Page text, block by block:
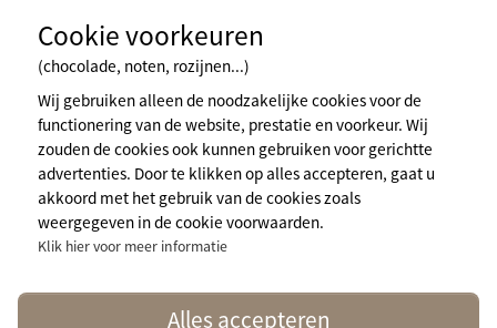
Inschrijven voor de nieuwsbrief
Algemene gebruiksvoorwaarden
Cookiebeleid
Persruimte
Cookie voorkeuren
(chocolade, noten, rozijnen...)
Wij gebruiken alleen de noodzakelijke cookies voor de
functionering van de website, prestatie en voorkeur. Wij
zouden de cookies ook kunnen gebruiken voor gerichtte
advertenties. Door te klikken op alles accepteren, gaat u
akkoord met het gebruik van de cookies zoals
weergegeven in de cookie voorwaarden.
Klik hier voor meer informatie
Alles accepteren